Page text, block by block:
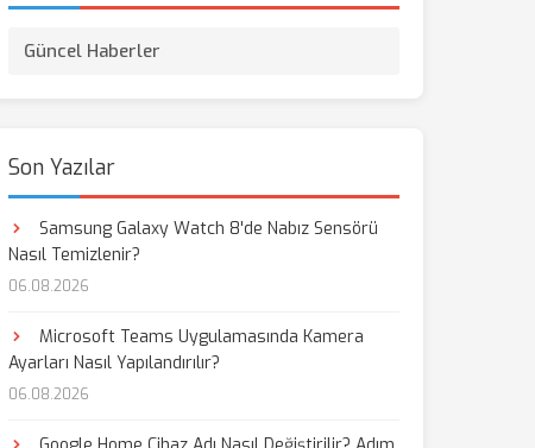
Güncel Haberler
Son Yazılar
Samsung Galaxy Watch 8'de Nabız Sensörü
Nasıl Temizlenir?
06.08.2026
Microsoft Teams Uygulamasında Kamera
Ayarları Nasıl Yapılandırılır?
06.08.2026